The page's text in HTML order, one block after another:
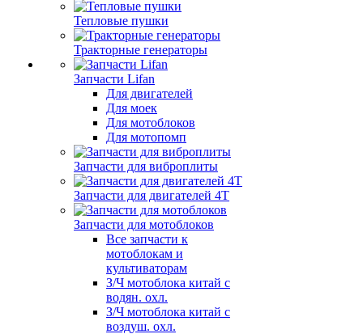
Тепловые пушки
Тракторные генераторы
Запчасти Lifan
Для двигателей
Для моек
Для мотоблоков
Для мотопомп
Запчасти для виброплиты
Запчасти для двигателей 4Т
Запчасти для мотоблоков
Все запчасти к
мотоблокам и
культиваторам
З/Ч мотоблока китай с
водян. охл.
З/Ч мотоблока китай с
воздуш. охл.